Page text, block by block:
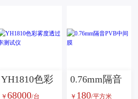
数码印刷艺
YH1810色彩
雾度透过率
￥ 68000/台
0.76mm隔音
PVB中间膜
￥ 180/平方米